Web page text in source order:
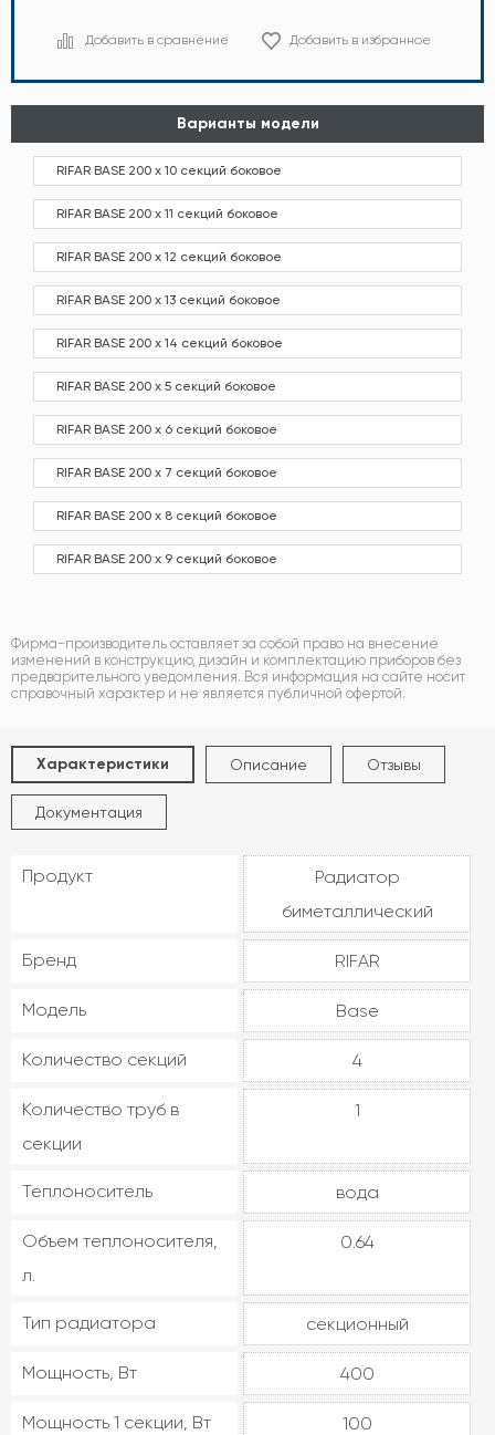
Добавить в сравнение Добавить в избранное
Варианты модели
RIFAR BASE 200 х 10 секций боковое
RIFAR BASE 200 х 11 секций боковое
RIFAR BASE 200 х 12 секций боковое
RIFAR BASE 200 х 13 секций боковое
RIFAR BASE 200 х 14 секций боковое
RIFAR BASE 200 х 5 секций боковое
RIFAR BASE 200 х 6 секций боковое
RIFAR BASE 200 х 7 секций боковое
RIFAR BASE 200 х 8 секций боковое
RIFAR BASE 200 х 9 секций боковое
Фирма-производитель оставляет за собой право на внесение
изменений в конструкцию, дизайн и комплектацию приборов без
предварительного уведомления. Вся информация на сайте носит
справочный характер и не является публичной офертой.
Характеристики Описание Отзывы
Документация
Продукт
Радиатор
биметаллический
Бренд RIFAR
Модель Base
Количество секций 4
Количество труб в
секции
1
Теплоноситель вода
Объем теплоносителя,
л.
0.64
Тип радиатора секционный
Мощность, Вт 400
Мощность 1 секции, Вт 100